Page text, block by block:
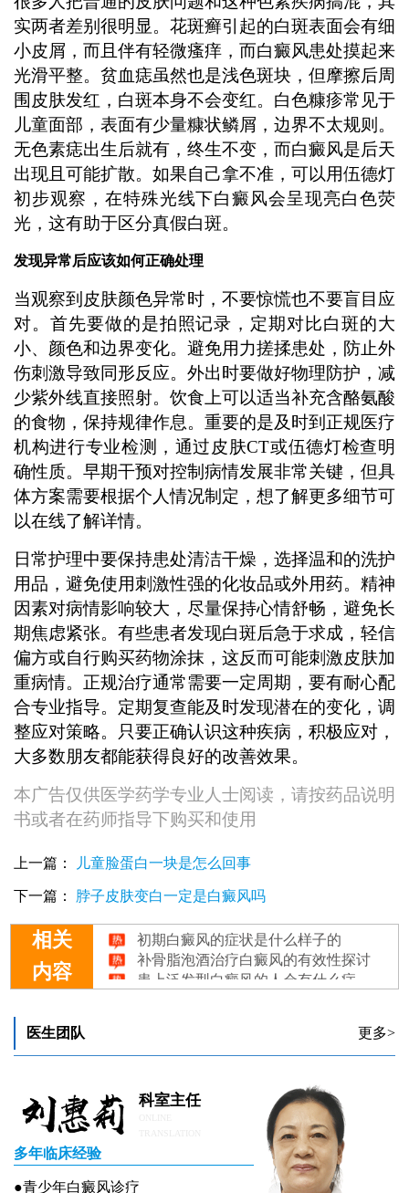
实两者差别很明显。花斑癣引起的白斑表面会有细
小皮屑，而且伴有轻微瘙痒，而白癜风患处摸起来
光滑平整。贫血痣虽然也是浅色斑块，但摩擦后周
围皮肤发红，白斑本身不会变红。白色糠疹常见于
儿童面部，表面有少量糠状鳞屑，边界不太规则。
无色素痣出生后就有，终生不变，而白癜风是后天
出现且可能扩散。如果自己拿不准，可以用伍德灯
初步观察，在特殊光线下白癜风会呈现亮白色荧
光，这有助于区分真假白斑。
发现异常后应该如何正确处理
当观察到皮肤颜色异常时，不要惊慌也不要盲目应
对。首先要做的是拍照记录，定期对比白斑的大
小、颜色和边界变化。避免用力搓揉患处，防止外
伤刺激导致同形反应。外出时要做好物理防护，减
少紫外线直接照射。饮食上可以适当补充含酪氨酸
的食物，保持规律作息。重要的是及时到正规医疗
机构进行专业检测，通过皮肤CT或伍德灯检查明
确性质。早期干预对控制病情发展非常关键，但具
体方案需要根据个人情况制定，想了解更多细节可
以在线了解详情。
日常护理中要保持患处清洁干燥，选择温和的洗护
用品，避免使用刺激性强的化妆品或外用药。精神
因素对病情影响较大，尽量保持心情舒畅，避免长
期焦虑紧张。有些患者发现白斑后急于求成，轻信
偏方或自行购买药物涂抹，这反而可能刺激皮肤加
重病情。正规治疗通常需要一定周期，要有耐心配
合专业指导。定期复查能及时发现潜在的变化，调
整应对策略。只要正确认识这种疾病，积极应对，
大多数朋友都能获得良好的改善效果。
本广告仅供医学药学专业人士阅读，请按药品说明
书或者在药师指导下购买和使用
上一篇： 儿童脸蛋白一块是怎么回事
下一篇： 脖子皮肤变白一定是白癜风吗
相关
内容
初期白癜风的症状是什么样子的
补骨脂泡酒治疗白癜风的有效性探讨
患上泛发型白癜风的人会有什么症状表现呢？
控制白癜风的药物得吃多久
医生团队
更多>
科室主任
多年临床经验
●青少年白癜风诊疗